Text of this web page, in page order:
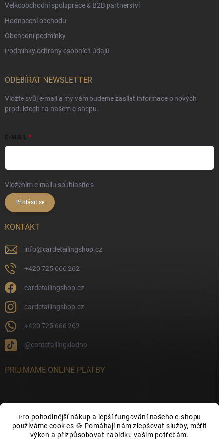
Pro pohodlnější nákup a lepší fungování našeho e-shopu
používáme cookies 🍪 Pomáhají nám zlepšovat služby, měřit
výkon a přizpůsobovat nabídku vašim potřebám.
Velkoobchodní spolupráce & B2B partnerství
Hodnocení obchodu
Obchodní podmínky
Podmínky ochrany osobních údajů
ODEBÍRAT NEWSLETTER
Vložte svůj e-mail a my vám budeme zasílat informace o nových
produktech na našem e-shopu.
E-MAIL
Vložením e-mailu souhlasíte s
Přihlásit se
KONTAKT
info@cardetailingshop.cz
+420 725 666 262
cardetailingshop.cz
cardetailingshop.cz
+420 725 666 262
@cardetailingkladno
PŘIJÍMÁME ONLINE PLATBY
FACEBOOK